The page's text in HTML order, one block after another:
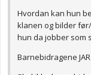
Hvordan kan hun
klanen og bilder
hun da jobber som
Barnebidragene